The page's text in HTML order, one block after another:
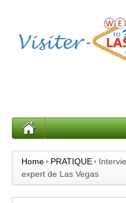
Home PRATIQUE
expert de Las Vegas